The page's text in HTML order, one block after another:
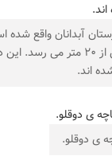
آبدانان واقع
اند.
ی دوقلو.